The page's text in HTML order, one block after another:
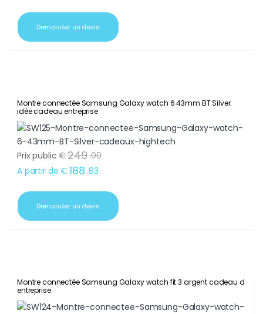
Demander un devis
Montre connectée Samsung Galaxy watch 6 43mm BT Silver
idée cadeau entreprise
Prix public €249.00
A partir de € 188 .83
Demander un devis
Montre connectée Samsung Galaxy watch fit 3 argent cadeau d
entreprise